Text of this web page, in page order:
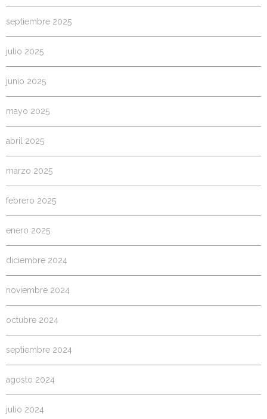
septiembre 2025
julio 2025
junio 2025
mayo 2025
abril 2025
marzo 2025
febrero 2025
enero 2025
diciembre 2024
noviembre 2024
octubre 2024
septiembre 2024
agosto 2024
julio 2024